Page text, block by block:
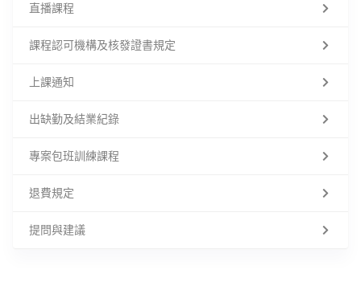
直播課程
課程認可機構及核發證書規定
上課通知
出缺勤及結業紀錄
專案包班訓練課程
退費規定
提問與建議